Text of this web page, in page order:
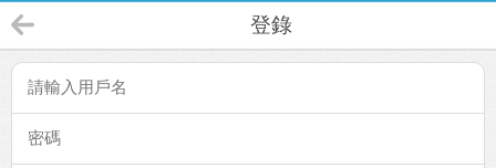
登錄